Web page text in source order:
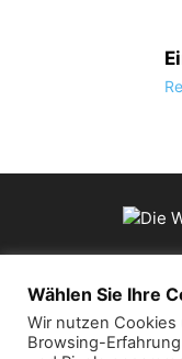
Kontaktieren
Wählen Sie Ihre
Wir nutzen Cookies
Browsing-